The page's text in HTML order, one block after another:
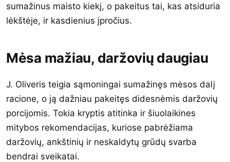
sumažinus maisto kiekį, o pakeitus tai, kas atsiduria
lėkštėje, ir kasdienius įpročius.
Mėsa mažiau, daržovių daugiau
J. Oliveris teigia sąmoningai sumažinęs mėsos dalį
racione, o ją dažniau pakeitęs didesnėmis daržovių
porcijomis. Tokia kryptis atitinka ir šiuolaikines
mitybos rekomendacijas, kuriose pabrėžiama
daržovių, ankštinių ir neskaldytų grūdų svarba
bendrai sveikatai.